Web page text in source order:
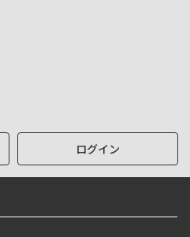
ログイン